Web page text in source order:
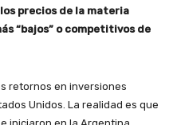
precios de la materia
“bajos” o competitivos de
retornos en inversiones
Unidos. La realidad es que